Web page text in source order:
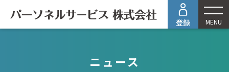
MENU
ニュース